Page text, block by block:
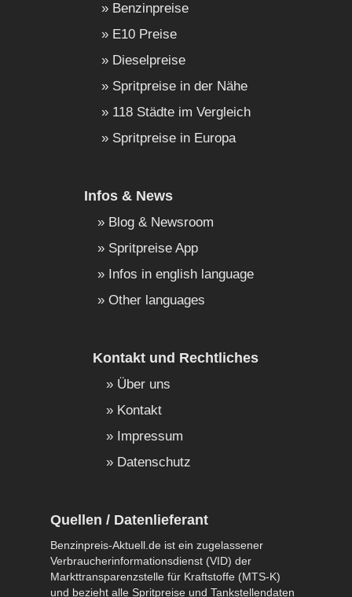
Benzinpreise
E10 Preise
Dieselpreise
Spritpreise in der Nähe
118 Städte im Vergleich
Spritpreise in Europa
Infos & News
Blog & Newsroom
Spritpreise App
Infos in english language
Other languages
Kontakt und Rechtliches
Über uns
Kontakt
Impressum
Datenschutz
Quellen / Datenlieferant
Benzinpreis-Aktuell.de ist ein zugelassener
Verbraucherinformationsdienst (VID) der
Markttransparenzstelle für Kraftstoffe (MTS-K)
und bezieht alle Spritpreise und Tankstellendaten